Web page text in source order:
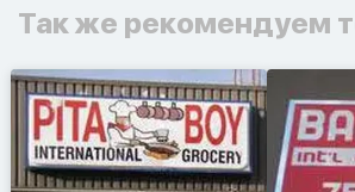
Так же рекомендуем